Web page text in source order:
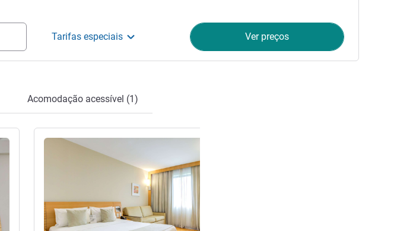
Tarifas especiais Ver preços
Acomodação acessível (1)
Ver detalhes